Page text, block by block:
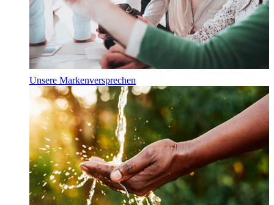
Unsere Markenversprechen